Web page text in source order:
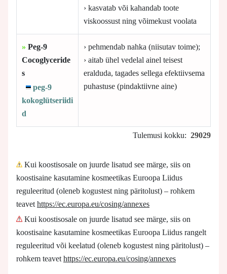
› kasvatab või kahandab toote
viskoossust ning võimekust voolata
» Peg-9
Cocoglyceride
s
peg-9
kokoglütseriidi
d
› pehmendab nahka (niisutav toime);
› aitab ühel vedelal ainel teisest
eralduda, tagades sellega efektiivsema
puhastuse (pindaktiivne aine)
Tulemusi kokku: 29029
Kui koostisosale on juurde lisatud see märge, siis on
koostisaine kasutamine kosmeetikas Euroopa Liidus
reguleeritud (oleneb kogustest ning päritolust) – rohkem
teavet https://ec.europa.eu/cosing/annexes
Kui koostisosale on juurde lisatud see märge, siis on
koostisaine kasutamine kosmeetikas Euroopa Liidus rangelt
reguleeritud või keelatud (oleneb kogustest ning päritolust) –
rohkem teavet https://ec.europa.eu/cosing/annexes